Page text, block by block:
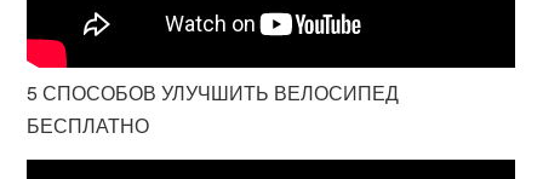
5 СПОСОБОВ УЛУЧШИТЬ ВЕЛОСИПЕД
БЕСПЛАТНО